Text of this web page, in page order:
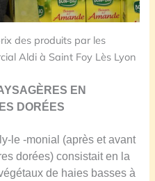
des produits par les
Aldi à Saint Foy Lès Lyon
È RES EN
DORÉES
le -monial (après et avant
dorées) consistait en la
de haies basses à